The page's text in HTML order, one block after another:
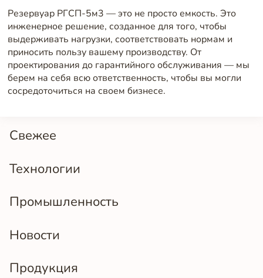
Свежее
Технологии
Промышленность
Новости
Продукция
Резервуар РГСП-5м3 — это не просто емкость. Это
инженерное решение, созданное для того, чтобы
выдерживать нагрузки, соответствовать нормам и
приносить пользу вашему производству. От
проектирования до гарантийного обслуживания — мы
берем на себя всю ответственность, чтобы вы могли
сосредоточиться на своем бизнесе.